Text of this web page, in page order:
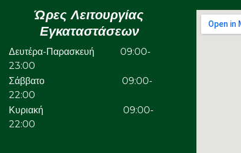
Ώρες Λειτουργίας
Εγκαταστάσεων
Δευτέρα-Παρασκευή 09:00-
23:00
Σάββατο 09:00-
22:00
Κυριακή 09:00-
22:00